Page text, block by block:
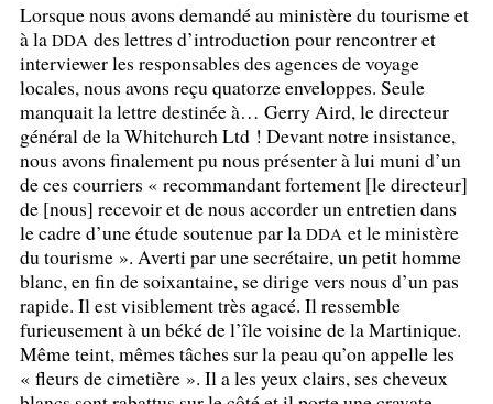
Lorsque nous avons demandé au ministère du tourisme et
à la DDA des lettres d’introduction pour rencontrer et
interviewer les responsables des agences de voyage
locales, nous avons reçu quatorze enveloppes. Seule
manquait la lettre destinée à… Gerry Aird, le directeur
général de la Whitchurch Ltd ! Devant notre insistance,
nous avons finalement pu nous présenter à lui muni d’un
de ces courriers « recommandant fortement [le directeur]
de [nous] recevoir et de nous accorder un entretien dans
le cadre d’une étude soutenue par la DDA et le ministère
du tourisme ». Averti par une secrétaire, un petit homme
blanc, en fin de soixantaine, se dirige vers nous d’un pas
rapide. Il est visiblement très agacé. Il ressemble
furieusement à un béké de l’île voisine de la Martinique.
Même teint, mêmes tâches sur la peau qu’on appelle les
« fleurs de cimetière ». Il a les yeux clairs, ses cheveux